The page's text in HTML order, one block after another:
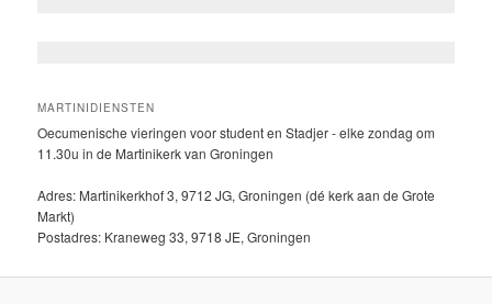
MARTINIDIENSTEN
Oecumenische vieringen voor student en Stadjer - elke zondag om
11.30u in de Martinikerk van Groningen
Adres: Martinikerkhof 3, 9712 JG, Groningen (dé kerk aan de Grote
Markt)
Postadres: Kraneweg 33, 9718 JE, Groningen